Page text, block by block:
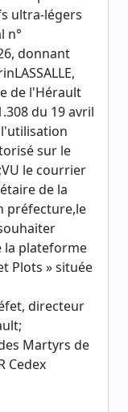
ultra-légers
n°
donnant
de l'Hérault
du 19 avril
sur le
le courrier
de la
préfecture,le
la plateforme
Plots » située
directeur
Martyrs de
Cedex